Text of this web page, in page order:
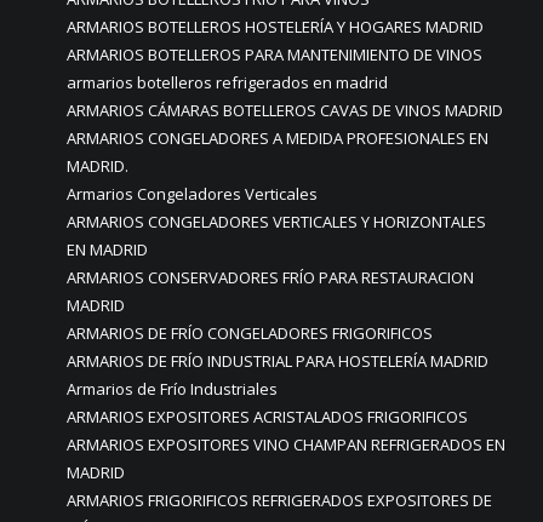
ARMARIOS BOTELLEROS HOSTELERÍA Y HOGARES MADRID
ARMARIOS BOTELLEROS PARA MANTENIMIENTO DE VINOS
armarios botelleros refrigerados en madrid
ARMARIOS CÁMARAS BOTELLEROS CAVAS DE VINOS MADRID
ARMARIOS CONGELADORES A MEDIDA PROFESIONALES EN
MADRID.
Armarios Congeladores Verticales
ARMARIOS CONGELADORES VERTICALES Y HORIZONTALES
EN MADRID
ARMARIOS CONSERVADORES FRÍO PARA RESTAURACION
MADRID
ARMARIOS DE FRÍO CONGELADORES FRIGORIFICOS
ARMARIOS DE FRÍO INDUSTRIAL PARA HOSTELERÍA MADRID
Armarios de Frío Industriales
ARMARIOS EXPOSITORES ACRISTALADOS FRIGORIFICOS
ARMARIOS EXPOSITORES VINO CHAMPAN REFRIGERADOS EN
MADRID
ARMARIOS FRIGORIFICOS REFRIGERADOS EXPOSITORES DE